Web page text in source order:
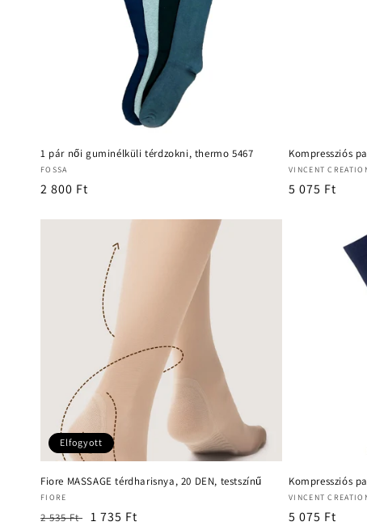
1 pár női guminélküli térdzokni, thermo 5467
Forgalmazó:
FOSSA
Normál
2 800 Ft
Kompressziós
Forgalmazó:
VINCENT
Normál
5 075 Ft
Elfogyott
Fiore MASSAGE térdharisnya, 20 DEN, testszínű
Forgalmazó:
FIORE
Normál
2 535 Ft Akciós
1 735 Ft
Kompressziós
Forgalmazó:
VINCENT
Normál
5 075 Ft